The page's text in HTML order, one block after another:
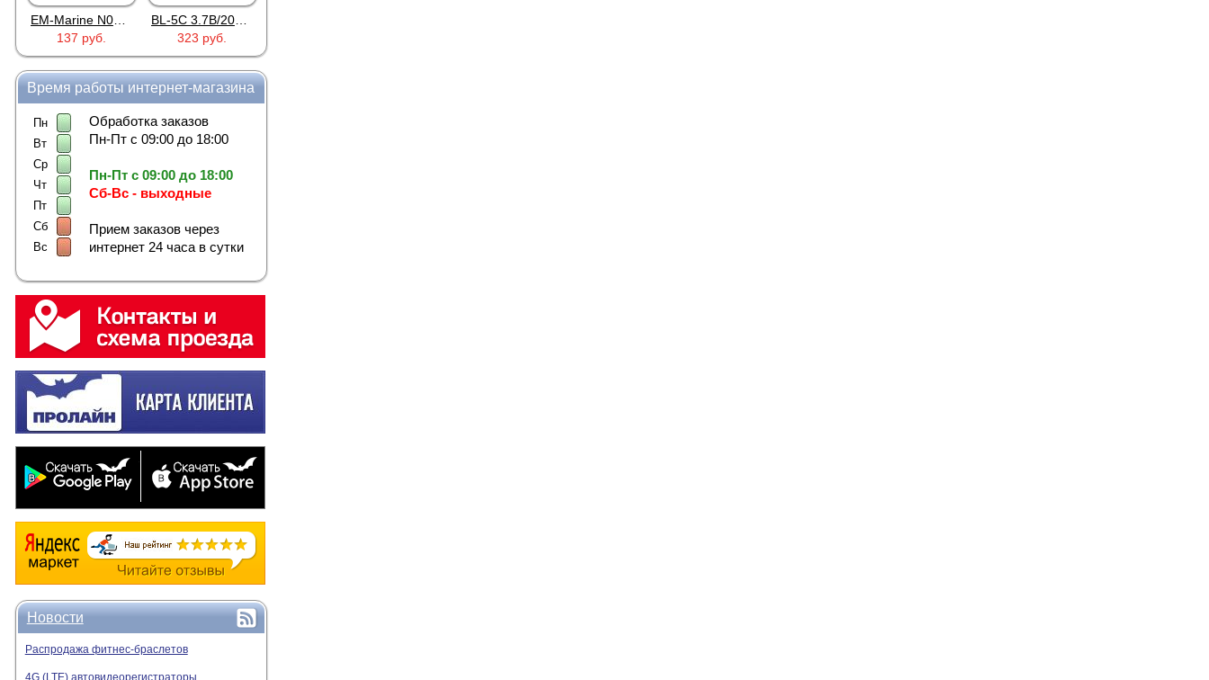
EM-Marine N006BB
137 руб.
BL-5C 3.7В/2000мАч
323 руб.
Время работы интернет-магазина
Пн
Вт
Ср
Чт
Пт
Сб
Вс
Обработка заказов
Пн-Пт с 09:00 до 18:00
Пн-Пт с 09:00 до 18:00
Сб-Вс - выходные
Прием заказов через
интернет 24 часа в сутки
Новости
Распродажа фитнес-браслетов
4G (LTE) автовидеорегистраторы